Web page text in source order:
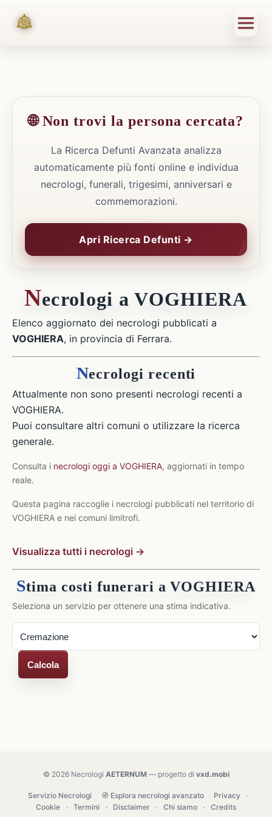
🌐 Non trovi la persona cercata?
La Ricerca Defunti Avanzata analizza
automaticamente più fonti online e individua
necrologi, funerali, trigesimi, anniversari e
commemorazioni.
Apri Ricerca Defunti →
Necrologi a VOGHIERA
Elenco aggiornato dei necrologi pubblicati a
VOGHIERA, in provincia di Ferrara.
Necrologi recenti
Attualmente non sono presenti necrologi recenti a
VOGHIERA.
Puoi consultare altri comuni o utilizzare la ricerca
generale.
Consulta i necrologi oggi a VOGHIERA, aggiornati in tempo
reale.
Questa pagina raccoglie i necrologi pubblicati nel territorio di
VOGHIERA e nei comuni limitrofi.
Visualizza tutti i necrologi →
Stima costi funerari a VOGHIERA
Seleziona un servizio per ottenere una stima indicativa.
Calcola
© 2026 Necrologi AETERNUM— progetto di vxd.mobi
Servizio Necrologi 🧭 Esplora necrologi avanzato Privacy
·
Cookie
· Termini · Disclaimer · Chi siamo · Credits